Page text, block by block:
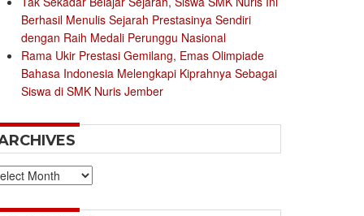
Berhasil Menulis Sejarah Prestasinya Sendiri
dengan Raih Medali Perunggu Nasional
Rama Ukir Prestasi Gemilang, Emas Olimpiade
Bahasa Indonesia Melengkapi Kiprahnya Sebagai
Siswa di SMK Nuris Jember